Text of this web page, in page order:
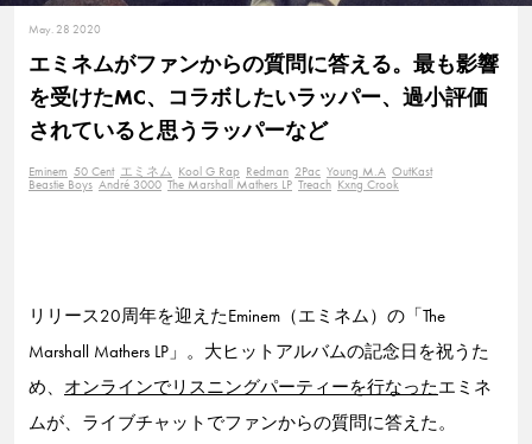
May. 28 2020
エミネムがファンからの質問に答える。最も影響
を受けたMC、コラボしたいラッパー、過小評価
されていると思うラッパーなど
Eminem 50 Cent エミネム Kool G Rap Redman 2Pac Young M.A OutKast
Beastie Boys André 3000 The Marshall Mathers LP Treach Kxng Crook
リリース20周年を迎えたEminem（エミネム）の「The
Marshall Mathers LP」。大ヒットアルバムの記念日を祝うた
め、 オンラインでリスニングパーティーを行なったエミネ
ムが、ライブチャットでファンからの質問に答えた。